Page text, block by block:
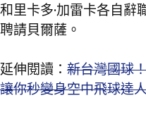
和里卡多·加雷卡各自辭
聘請貝爾薩。
延伸閱讀： 新台灣國球
讓你秒變身空中飛球達